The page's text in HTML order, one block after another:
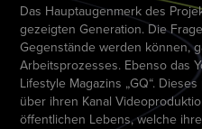
Das Hauptaugenmerk des
gezeigten Generation. Die
Gegenstände werden können,
Arbeitsprozesses. Ebenso das
Lifestyle Magazins „GQ“.
über ihren Kanal
öffentlichen Lebens, welche